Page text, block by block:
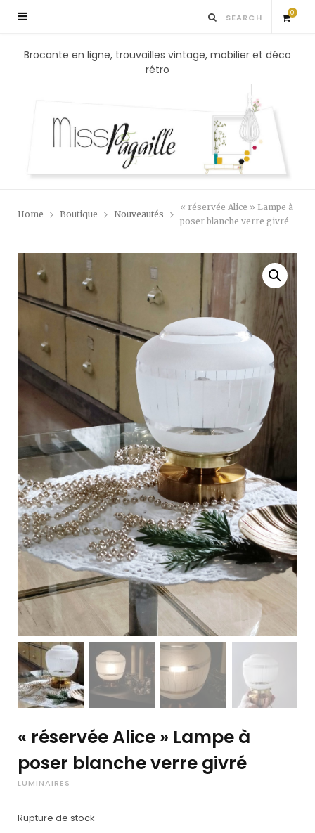
0
S
p
i
n
g
C
a
r
Brocante en ligne, trouvailles vintage, mobilier et déco
rétro
Home Boutique Nouveautés
« réservée Alice » Lampe à
poser blanche verre givré
« réservée Alice » Lampe à
poser blanche verre givré
LUMINAIRES
Rupture de stock